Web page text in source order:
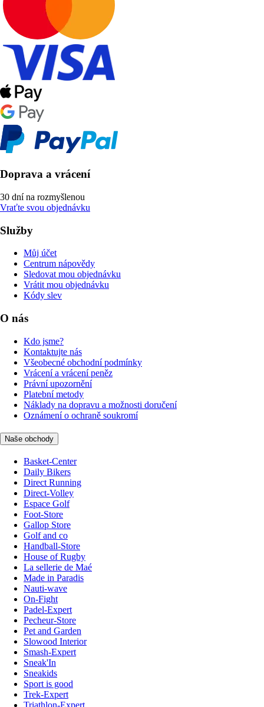
Doprava a vrácení
30 dní na rozmyšlenou
Vraťte svou objednávku
Služby
Můj účet
Centrum nápovědy
Sledovat mou objednávku
Vrátit mou objednávku
Kódy slev
O nás
Kdo jsme?
Kontaktujte nás
Všeobecné obchodní podmínky
Vrácení a vrácení peněz
Právní upozornění
Platební metody
Náklady na dopravu a možnosti doručení
Oznámení o ochraně soukromí
Naše obchody
Basket-Center
Daily Bikers
Direct Running
Direct-Volley
Espace Golf
Foot-Store
Gallop Store
Golf and co
Handball-Store
House of Rugby
La sellerie de Maé
Made in Paradis
Nauti-wave
On-Fight
Padel-Expert
Pecheur-Store
Pet and Garden
Slowood Interior
Smash-Expert
Sneak'In
Sneakids
Sport is good
Trek-Expert
Triathlon-Expert